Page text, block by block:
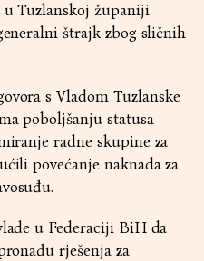
u Tuzlanskoj županiji
štrajk zbog sličnih
s Vladom Tuzlanske
poboljšanju statusa
radne skupine za
povećanje naknada za
u Federaciji BiH da
rješenja za